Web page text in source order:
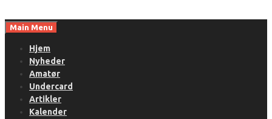
toMain Menu
Hjem
Nyheder
Amatør
Undercard
Artikler
Kalender